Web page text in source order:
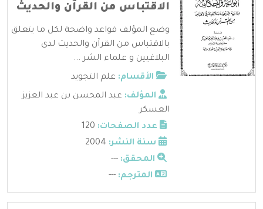
الاقتباس من القرآن والحديث
وضع المؤلف قواعد واضحة لكل ما يتعلق
بالاقتباس من القرآن والحديث لدى
البلاغيين و علماء الشر ...
الأقسام: علم التجويد
المؤلف: عبد المحسن بن عبد العزيز
العسكر
عدد الصفحات:
سنة النشر:
المحقق: ---
المترجم: ---